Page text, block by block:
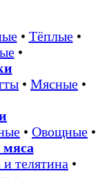
• Тёплые•
•
• Мясные •
• Овощные •
телятина •